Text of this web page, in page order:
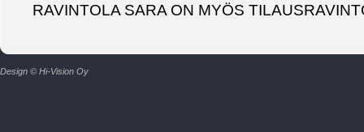
RAVINTOLA SARA ON MYÖS
Design © Hi-Vision Oy